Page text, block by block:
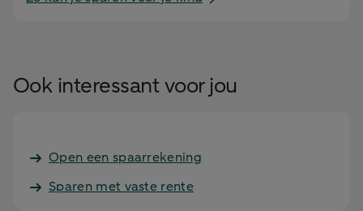
Ook interessant voor jou
Open een spaarrekening
Sparen met vaste rente